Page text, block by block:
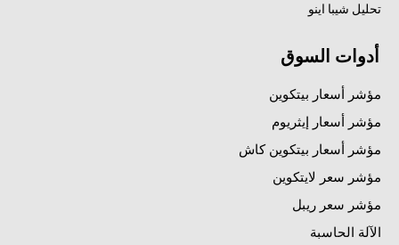
تحليل شيبا اينو
أدوات السوق
مؤشر أسعار بيتكوين
مؤشر أسعار إيثريوم
مؤشر أسعار بيتكوين كاش
مؤشر سعر لايتكوين
مؤشر سعر ريبل
الآلة الحاسبة